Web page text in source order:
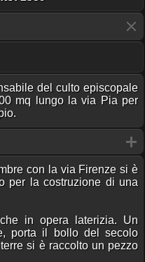
del culto episcopale
mq lungo la via Pia per
con la via Firenze si è
per la costruzione di una
in opera laterizia. Un
porta il bollo del secolo
si è raccolto un pezzo